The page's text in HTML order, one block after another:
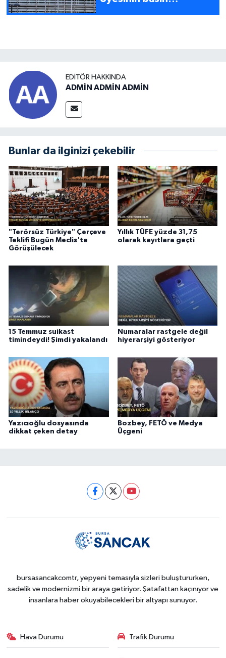
EDITÖR HAKKINDA
ADMİN ADMİN ADMİN
Bunlar da ilginizi çekebilir
"Terörsüz Türkiye" Çerçeve
Teklifi Bugün Meclis'te
Görüşülecek
Yıllık TÜFE yüzde 31,75
olarak kayıtlara geçti
15 Temmuz suikast
timindeydi! Şimdi yakalandı
Numaralar rastgele değil
hiyerarşiyi gösteriyor
Yazıcıoğlu dosyasında
dikkat çeken detay
Bozbey, FETÖ ve Medya
Üçgeni
bursasancakcomtr, yepyeni temasıyla sizleri buluştururken,
sadelik ve modernizmi bir araya getiriyor. Şatafattan kaçınıyor ve
insanlara haber okuyabilecekleri bir altyapı sunuyor.
Hava Durumu Trafik Durumu